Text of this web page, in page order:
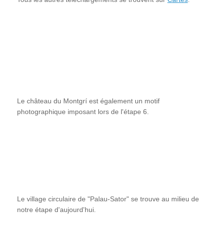
Le château du Montgrí est également un motif
photographique imposant lors de l'étape 6.
Le village circulaire de "Palau-Sator" se trouve au milieu de
notre étape d'aujourd'hui.